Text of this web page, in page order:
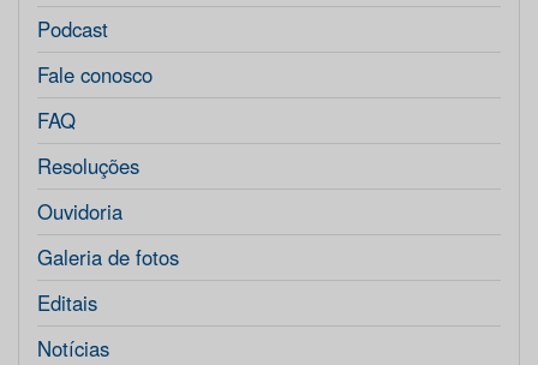
Podcast
Fale conosco
FAQ
Resoluções
Ouvidoria
Galeria de fotos
Editais
Notícias